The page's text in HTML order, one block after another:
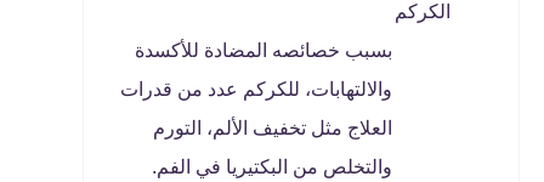
الكركم
بسبب خصائصه المضادة للأكسدة
والالتهابات، للكركم عدد من قدرات
العلاج مثل تخفيف الألم، التورم
والتخلص من البكتيريا في الفم.